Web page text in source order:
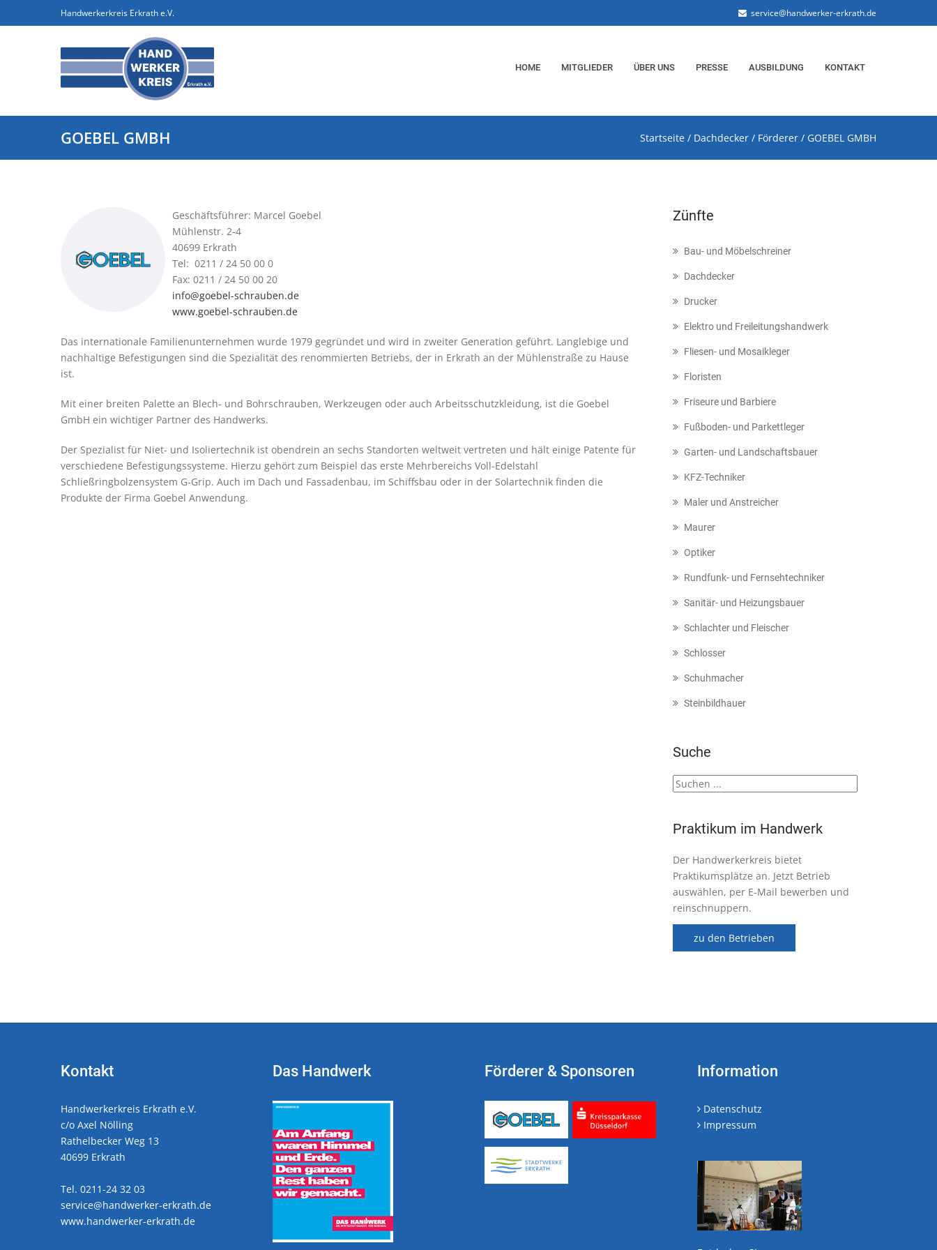
Handwerkerkreis Erkrath e.V. service@handwerker-erkrath.de
HOME MITGLIEDER ÜBER UNS PRESSE AUSBILDUNG KONTAKT
GOEBEL GMBH Startseite / Dachdecker / Förderer / GOEBEL GMBH
Geschäftsführer: Marcel Goebel
Mühlenstr. 2-4
40699 Erkrath
Tel: 0211 / 24 50 00 0
Fax: 0211 / 24 50 00 20
info@goebel-schrauben.de
www.goebel-schrauben.de
Das internationale Familienunternehmen wurde 1979 gegründet und wird in zweiter Generation geführt. Langlebige und
nachhaltige Befestigungen sind die Spezialität des renommierten Betriebs, der in Erkrath an der Mühlenstraße zu Hause
ist.
Mit einer breiten Palette an Blech- und Bohrschrauben, Werkzeugen oder auch Arbeitsschutzkleidung, ist die Goebel
GmbH ein wichtiger Partner des Handwerks.
Der Spezialist für Niet- und Isoliertechnik ist obendrein an sechs Standorten weltweit vertreten und hält einige Patente für
verschiedene Befestigungssysteme. Hierzu gehört zum Beispiel das erste Mehrbereichs Voll-Edelstahl
Schließringbolzensystem G-Grip. Auch im Dach und Fassadenbau, im Schiffsbau oder in der Solartechnik finden die
Produkte der Firma Goebel Anwendung.
Zünfte
Bau- und Möbelschreiner
Dachdecker
Drucker
Elektro und Freileitungshandwerk
Fliesen- und Mosaikleger
Floristen
Friseure und Barbiere
Fußboden- und Parkettleger
Garten- und Landschaftsbauer
KFZ-Techniker
Maler und Anstreicher
Maurer
Optiker
Rundfunk- und Fernsehtechniker
Sanitär- und Heizungsbauer
Schlachter und Fleischer
Schlosser
Schuhmacher
Steinbildhauer
Suche
Praktikum im Handwerk
Der Handwerkerkreis bietet
Praktikumsplätze an. Jetzt Betrieb
auswählen, per E-Mail bewerben und
reinschnuppern.
zu den Betrieben
Kontakt
Handwerkerkreis Erkrath e.V.
c/o Axel Nölling
Rathelbecker Weg 13
40699 Erkrath
Tel. 0211-24 32 03
service@handwerker-erkrath.de
www.handwerker-erkrath.de
Das Handwerk Förderer & Sponsoren Information
Datenschutz
Impressum